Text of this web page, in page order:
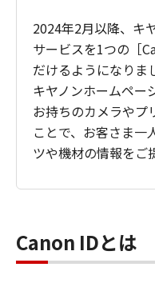
2024年2月以降、キ
サービスを1つの［
だけるようになりま
キヤノンホームペー
お持ちのカメラやプ
ことで、お客さま一
ツや機材の情報をご
Canon IDとは